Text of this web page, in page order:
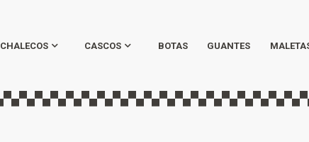
CHALECOS CASCOS BOTAS GUANTES